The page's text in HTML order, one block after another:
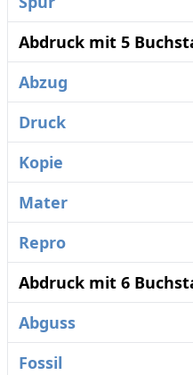
Abdruck mit 5
Abzug
Druck
Kopie
Mater
Repro
Abdruck mit 6
Abguss
Fossil